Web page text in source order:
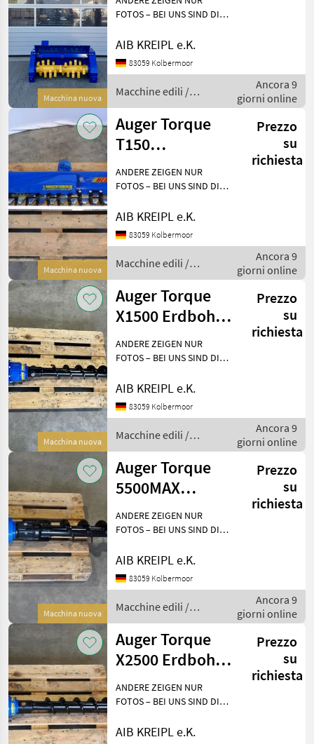
CAT
Lasco
Mostra
tutti
37
MARKETPLACE
Marketplace
Offerte dei
rivenditori
Macchina nuova
10t Bagger
FOTOS – BEI UNS SIND DIE
Besichtigen - anfassen -
WARUM WARTEN, WENN´S
Einfach anf
AIB KREIPL e.K.
83059 Kolbermoor
Macchine edili /
Auger Torque
Ancora 9
giorni online
Macchina nuova
Auger Torque
T150
Heckenschere |
1,5-8t Bagger
Prezzo
su
richiesta
ANDERE ZEIGEN NUR
FOTOS – BEI UNS SIND DIE
Besichtigen - anfassen -
WARUM WARTEN, WENN´S
Einfach anf
AIB KREIPL e.K.
83059 Kolbermoor
Macchine edili /
Auger Torque
Ancora 9
giorni online
Macchina nuova
Auger Torque
X1500 Erdbohrer
| 1-2t Bagger
Prezzo
su
richiesta
ANDERE ZEIGEN NUR
FOTOS – BEI UNS SIND DIE
Besichtigen - anfassen -
WARUM WARTEN, WENN´S
Einfach anf
AIB KREIPL e.K.
83059 Kolbermoor
Macchine edili /
Auger Torque
Ancora 9
giorni online
Macchina nuova
Auger Torque
5500MAX
Erdbohrer | 4,5-
6t Bagger
Prezzo
su
richiesta
ANDERE ZEIGEN NUR
FOTOS – BEI UNS SIND DIE
Besichtigen - anfassen -
WARUM WARTEN, WENN´S
Einfach anf
AIB KREIPL e.K.
83059 Kolbermoor
Macchine edili /
Auger Torque
Ancora 9
giorni online
Auger Torque
X2500 Erdbohrer
| 1,5-3t Bagger
Prezzo
su
richiesta
ANDERE ZEIGEN NUR
FOTOS – BEI UNS SIND DIE
Besichtigen - anfassen -
AIB KREIPL e.K.